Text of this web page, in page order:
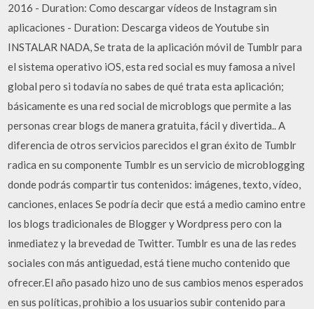
2016 - Duration: Como descargar vídeos de Instagram sin
aplicaciones - Duration: Descarga videos de Youtube sin
INSTALAR NADA, Se trata de la aplicación móvil de Tumblr para
el sistema operativo iOS, esta red social es muy famosa a nivel
global pero si todaví­a no sabes de qué trata esta aplicación;
básicamente es una red social de microblogs que permite a las
personas crear blogs de manera gratuita, fácil y divertida.. A
diferencia de otros servicios parecidos el gran éxito de Tumblr
radica en su componente Tumblr es un servicio de microblogging
donde podrás compartir tus contenidos: imágenes, texto, vídeo,
canciones, enlaces Se podría decir que está a medio camino entre
los blogs tradicionales de Blogger y Wordpress pero con la
inmediatez y la brevedad de Twitter. Tumblr es una de las redes
sociales con más antiguedad, está tiene mucho contenido que
ofrecer.El año pasado hizo uno de sus cambios menos esperados
en sus políticas, prohibio a los usuarios subir contenido para